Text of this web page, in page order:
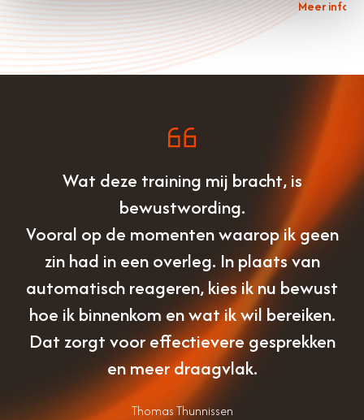
Meer
Wat deze training mij bracht, is
bewustwording.
Vooral op de momenten waarop ik geen
zin had in een overleg. In plaats van
automatisch reageren, kies ik nu bewust
hoe ik binnenkom en wat ik wil bereiken.
Dat zorgt voor effectievere gesprekken
en meer draagvlak.
Thomas Thunnissen